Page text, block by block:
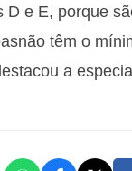
D e E, porque
têm o
a